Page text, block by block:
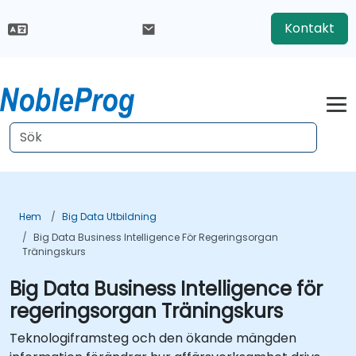
Kontakt
Hem
Big Data Utbildning
Big Data Business Intelligence För Regeringsorgan
Träningskurs
Big Data Business Intelligence för
regeringsorgan Träningskurs
Teknologiframsteg och den ökande mängden